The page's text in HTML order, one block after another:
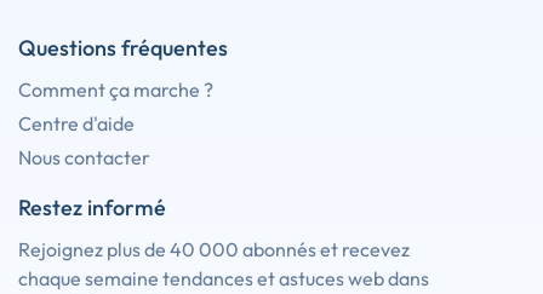
Questions fréquentes
Comment ça marche ?
Centre d'aide
Nous contacter
Restez informé
Rejoignez plus de 40 000 abonnés et recevez
chaque semaine tendances et astuces web dans